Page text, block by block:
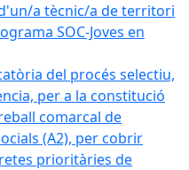
a tècnic/a de territori
SOC-Joves en
del procés selectiu,
per a la constitució
comarcal de
(A2), per cobrir
prioritàries de